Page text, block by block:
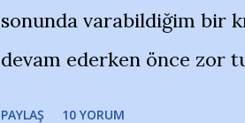
Bursa Büyükşehir
merkezlerini de
sonunda varabildiğim bir
devam ederken önce zor
PAYLAŞ 10 YORUM